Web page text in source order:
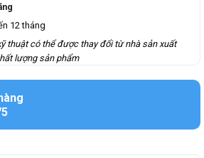
12 tháng
thuật có thể được thay đổi từ nhà sản xuất
lượng sản phẩm